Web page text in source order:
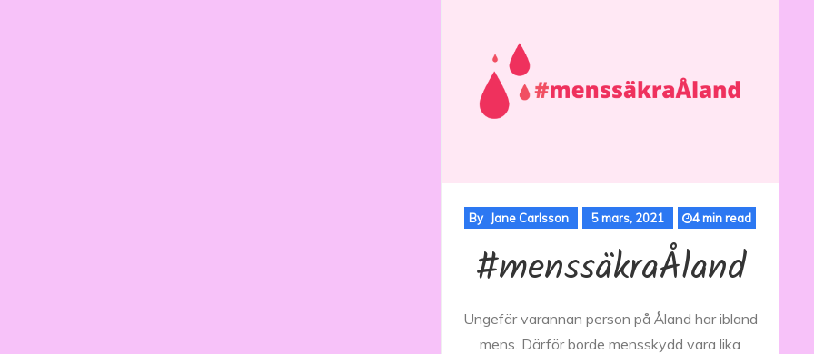
By Jane Carlsson 5 mars, 2021 4 min read
#menssäkraÅland
Ungefär varannan person på Åland har ibland
mens. Därför borde mensskydd vara lika